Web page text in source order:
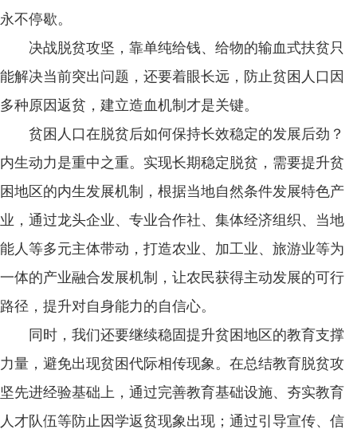
永不停歇。
决战脱贫攻坚，靠单纯给钱、给物的输血式扶贫只
能解决当前突出问题，还要着眼长远，防止贫困人口因
多种原因返贫，建立造血机制才是关键。
贫困人口在脱贫后如何保持长效稳定的发展后劲？
内生动力是重中之重。实现长期稳定脱贫，需要提升贫
困地区的内生发展机制，根据当地自然条件发展特色产
业，通过龙头企业、专业合作社、集体经济组织、当地
能人等多元主体带动，打造农业、加工业、旅游业等为
一体的产业融合发展机制，让农民获得主动发展的可行
路径，提升对自身能力的自信心。
同时，我们还要继续稳固提升贫困地区的教育支撑
力量，避免出现贫困代际相传现象。在总结教育脱贫攻
坚先进经验基础上，通过完善教育基础设施、夯实教育
人才队伍等防止因学返贫现象出现；通过引导宣传、信